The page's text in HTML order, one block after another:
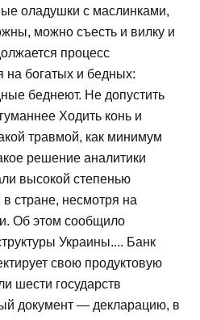
оладушки с маслинками,
можно съесть и вилку и
процесс
на богатых и бедных:
беднеют. Не допустить
Ходить конь и
травмой, как минимум
решение аналитики
высокой степенью
стране, несмотря на
Об этом сообщило
Украины.... Банк
свою продуктовую
шести государств
документ — декларацию, в